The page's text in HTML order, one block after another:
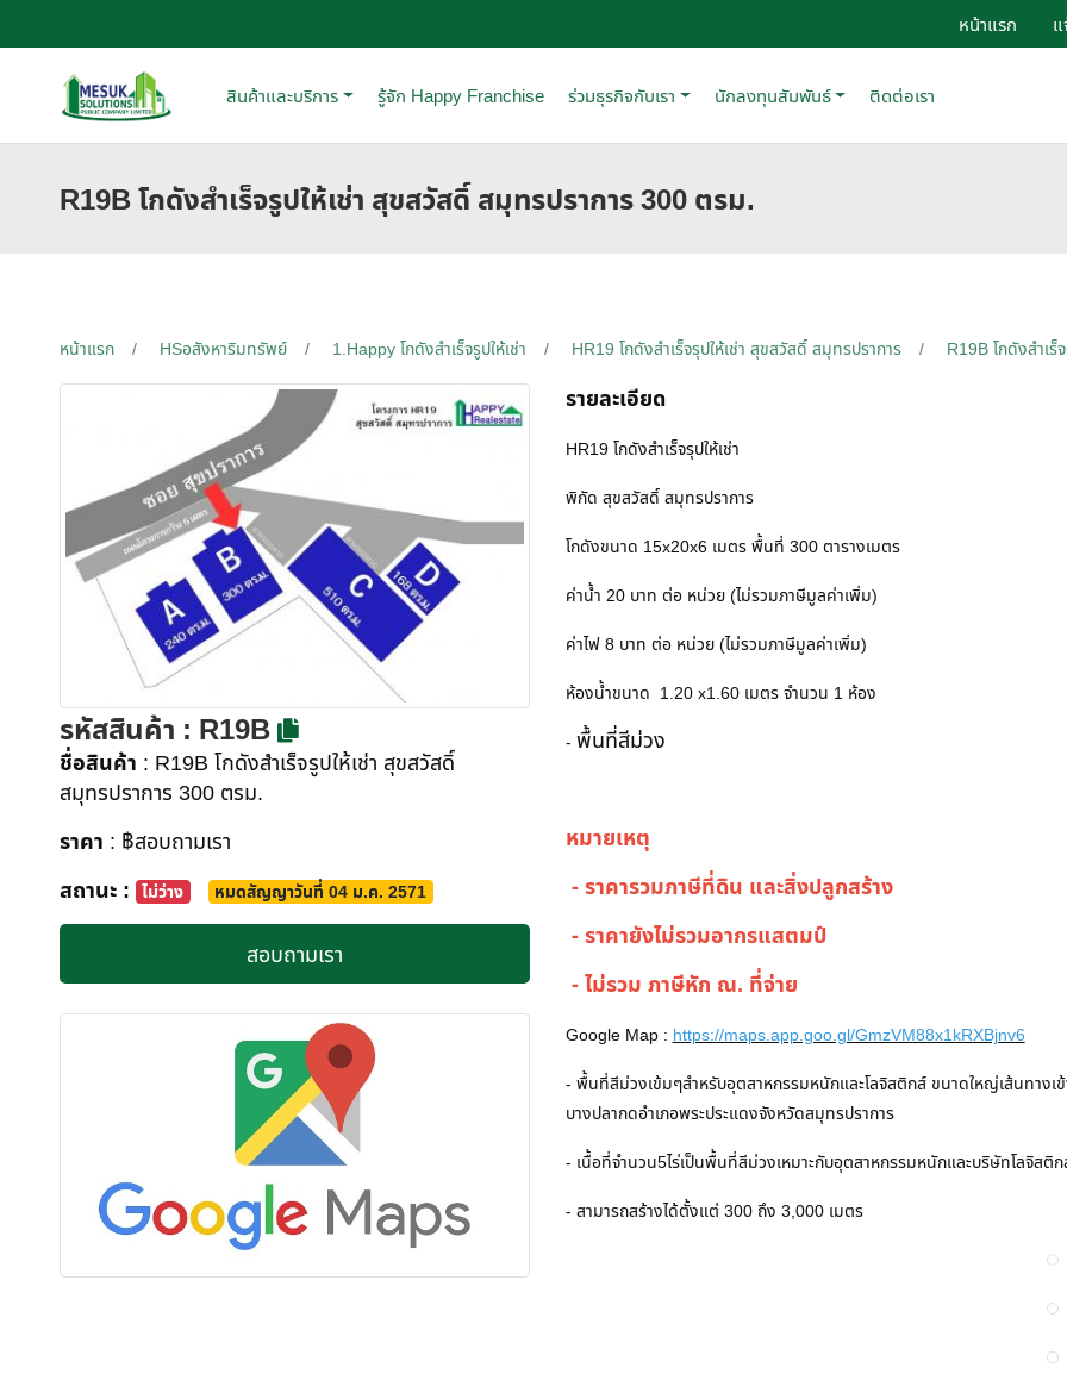
หน้าแรก แ
สินค้าและบริการ รู้จัก Happy Franchise ร่วมธุรกิจกับเรา นักลงทุนสัมพันธ์ ติดต่อเรา
R19B โกดังสำเร็จรูปให้เช่า สุขสวัสดิ์ สมุทรปราการ 300 ตรม.
หน้าแรก HSอสังหาริมทรัพย์ 1.Happy โกดังสำเร็จรูปให้เช่า HR19 โกดังสำเร็จรุปให้เช่า สุขสวัสดิ์ สมุทรปราการ R19B โกดังสำเ
รหัสสินค้า : R19B
ชื่อสินค้า : R19B โกดังสำเร็จรูปให้เช่า สุขสวัสดิ์
สมุทรปราการ 300 ตรม.
ราคา : ฿สอบถามเรา
สถานะ :
ไม่ว่าง หมดสัญญาวันที่ 04 ม.ค. 2571
สอบถามเรา
รายละเอียด
HR19 โกดังสำเร็จรุปให้เช่า
พิกัด สุขสวัสดิ์ สมุทรปราการ
โกดังขนาด 15x20x6 เมตร พื้นที่ 300 ตารางเมตร
ค่าน้ำ 20 บาท ต่อ หน่วย (ไม่รวมภาษีมูลค่าเพิ่ม)
ค่าไฟ 8 บาท ต่อ หน่วย (ไม่รวมภาษีมูลค่าเพิ่ม)
ห้องน้ำขนาด 1.20 x1.60 เมตร จำนวน 1 ห้อง
- พื้นที่สีม่วง
หมายเหตุ
- ราคารวมภาษีที่ดิน และสิ่งปลูกสร้าง
- ราคายังไม่รวมอากรแสตมป์
- ไม่รวม ภาษีหัก ณ. ที่จ่าย
Google Map : https://maps.app.goo.gl/GmzVM88x1kRXBjnv6
- พื้นที่สีม่วงเข้มๆสำหรับอุตสาหกรรมหนักและโลจิสติกส์ ขนาดใหญ่เส้นทา
บางปลากดอำเภอพระประแดงจังหวัดสมุทรปราการ
- เนื้อที่จำนวน5ไร่เป็นพื้นที่สีม่วงเหมาะกับอุตสาหกรรมหนักและบริษัทโลจิสติ
- สามารถสร้างได้ตั้งแต่ 300 ถึง 3,000 เมตร